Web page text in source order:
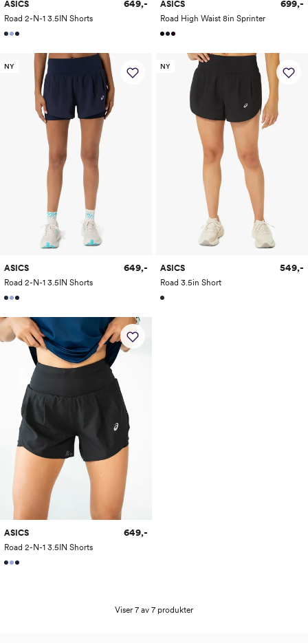
ASICS
Road 2-N-1 3.5IN Shorts
649,-
ASICS
Road High Waist 8in Sprinter
699,-
NY
ASICS
Road 2-N-1 3.5IN Shorts
649,-
NY
ASICS
Road 3.5in Short
549,-
ASICS
Road 2-N-1 3.5IN Shorts
649,-
Viser 7 av 7 produkter